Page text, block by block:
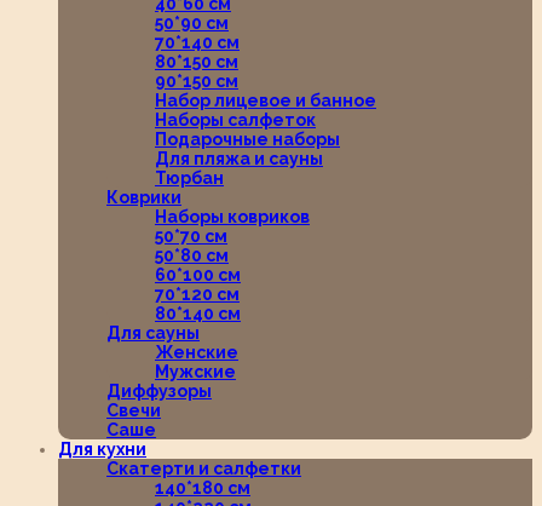
50*90 см
70*140 см
80*150 см
90*150 см
Набор лицевое и банное
Наборы салфеток
Подарочные наборы
Для пляжа и сауны
Тюрбан
Коврики
Наборы ковриков
50*70 см
50*80 см
60*100 см
70*120 см
80*140 см
Для сауны
Женские
Мужские
Диффузоры
Свечи
Саше
Для кухни
Скатерти и салфетки
140*180 см